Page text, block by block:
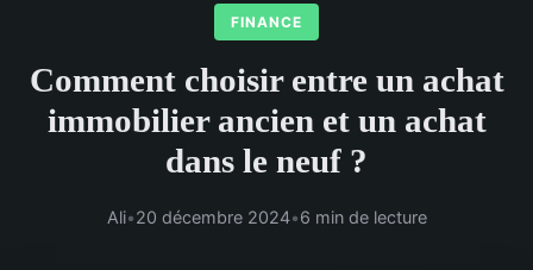
FINANCE
Comment choisir entre un achat
immobilier ancien et un achat
dans le neuf ?
Ali•20 décembre 2024•6 min de lecture